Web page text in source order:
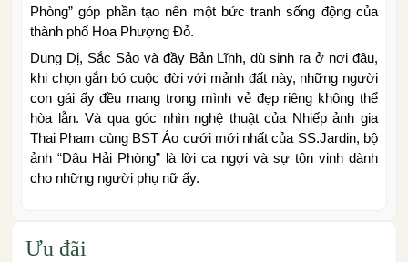
Phòng” góp phần tạo nên một bức tranh sống động của
thành phố Hoa Phượng Đỏ.
Dung Dị, Sắc Sảo và đầy Bản Lĩnh, dù sinh ra ở nơi đâu,
khi chọn gắn bó cuộc đời với mảnh đất này, những người
con gái ấy đều mang trong mình vẻ đẹp riêng không thể
hòa lẫn. Và qua góc nhìn nghệ thuật của Nhiếp ảnh gia
Thai Pham cùng BST Áo cưới mới nhất của SS.Jardin, bộ
ảnh “Dâu Hải Phòng” là lời ca ngợi và sự tôn vinh dành
cho những người phụ nữ ấy.
Ưu đãi